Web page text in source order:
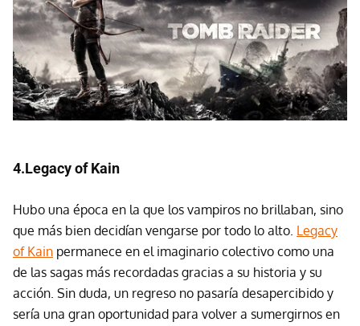
4.Legacy of Kain
Hubo una época en la que los vampiros no brillaban, sino
que más bien decidían vengarse por todo lo alto. Legacy
of Kain permanece en el imaginario colectivo como una
de las sagas más recordadas gracias a su historia y su
acción. Sin duda, un regreso no pasaría desapercibido y
sería una gran oportunidad para volver a sumergirnos en